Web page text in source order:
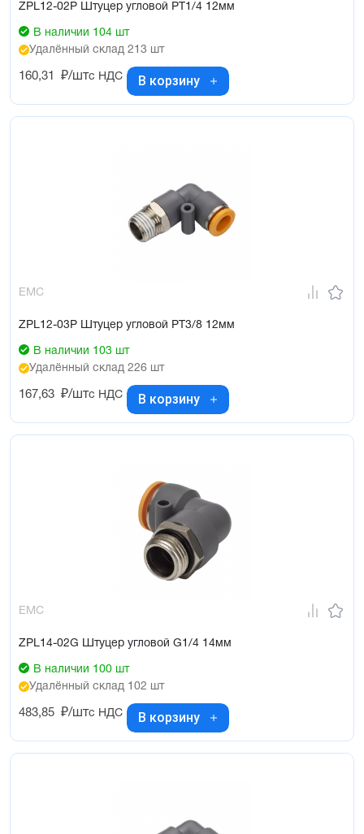
ZPL12-02P Штуцер угловой PT1/4 12мм
В наличии 104 шт
Удалённый склад 213 шт
160,31 ₽/штс НДС В корзину
EMC
ZPL12-03P Штуцер угловой PT3/8 12мм
В наличии 103 шт
Удалённый склад 226 шт
167,63 ₽/штс НДС В корзину
EMC
ZPL14-02G Штуцер угловой G1/4 14мм
В наличии 100 шт
Удалённый склад 102 шт
483,85 ₽/штс НДС В корзину